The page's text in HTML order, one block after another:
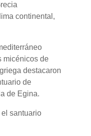
continental,
micénicos de
destacaron
de
de Egina.
santuario